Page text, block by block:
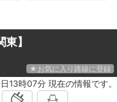
】
★お気に入り路線に登録
13時07分 現在の情報です。